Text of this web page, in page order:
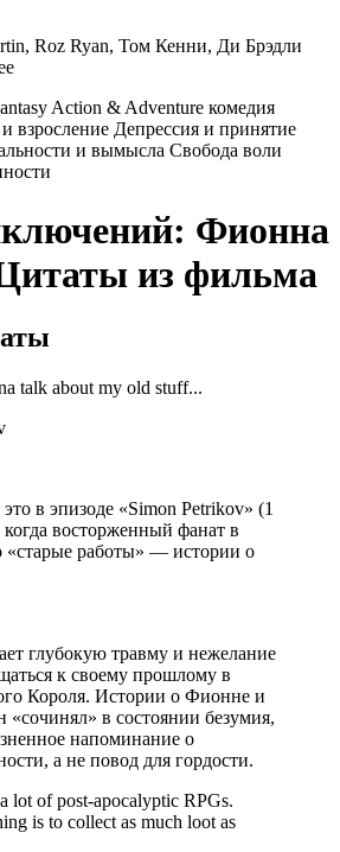
Roz Ryan, Том Кенни, Ди Брэдли
Action & Adventure комедия
взросление Депрессия и принятие
и вымысла Свобода воли
Фионна
из фильма
talk about my old stuff...
в эпизоде «Simon Petrikov» (1
когда восторженный фанат в
«старые работы» — истории о
глубокую травму и нежелание
к своему прошлому в
Короля. Истории о Фионне и
«сочинял» в состоянии безумия,
напоминание о
а не повод для гордости.
lot of post-apocalyptic RPGs.
is to collect as much loot as